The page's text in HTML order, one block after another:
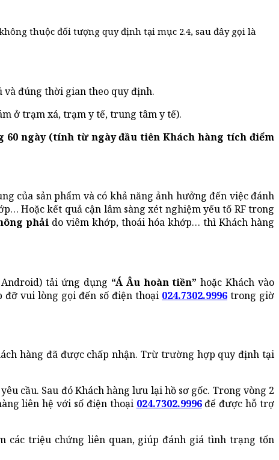
thuộc đối tượng quy định tại mục 2.4, sau đây gọi là
đúng thời gian theo quy định.
ở trạm xá, trạm y tế, trung tâm y tế).
ngày (tính từ ngày đầu tiên Khách hàng tích điểm
của sản phẩm và có khả năng ảnh hưởng đến việc đánh
Hoặc kết quả cận lâm sàng xét nghiệm yếu tố RF trong
phải do viêm khớp, thoái hóa khớp… thì Khách hàng
tải ứng dụng “Á Âu hoàn tiền” hoặc Khách vào
vui lòng gọi đến số điện thoại 024.7302.9996 trong giờ
hàng đã được chấp nhận. Trừ trường hợp quy định tại
cầu. Sau đó Khách hàng lưu lại hồ sơ gốc. Trong vòng 2
liên hệ với số điện thoại 024.7302.9996để được hỗ trợ
các triệu chứng liên quan, giúp đánh giá tình trạng tổn